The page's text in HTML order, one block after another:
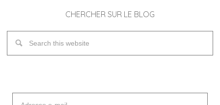
CHERCHER SUR LE BLOG